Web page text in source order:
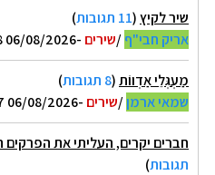
לקיץ(11 תגובות
)
חבי"ף/שירים-06/08/2026 15:18
אַדְווֹת(8 תגובות
)
ארמן/שירים-06/08/2026 13:27
יקרים, העליתי את הפרקים
)